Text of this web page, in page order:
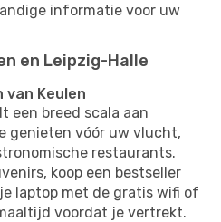
informatie voor uw
en Leipzig-Halle
Keulen
een breed scala aan
genieten vóór uw vlucht,
restaurants.
koop een bestseller
laptop met de gratis wifi of
voordat je vertrekt.